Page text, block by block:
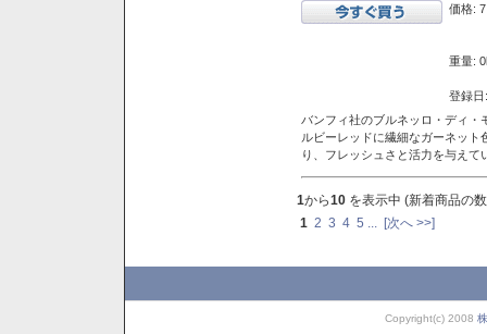
価格:
重量:
登録
バンフィ社のブルネッロ・ディ
ルビーレッドに繊細なガーネッ
り、フレッシュさと活力を与え
1から10 を表示中 (新着商品の
1 2 3 4 5 [次へ >>]
Copyright(c) 2008